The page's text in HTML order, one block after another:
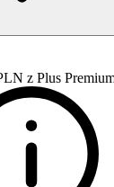
z Plus